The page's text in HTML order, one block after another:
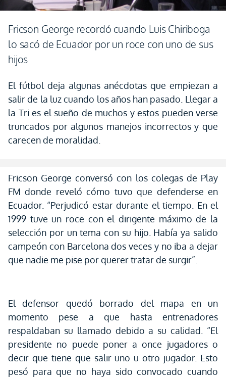
Fricson George recordó cuando Luis Chiriboga
lo sacó de Ecuador por un roce con uno de sus
hijos
El fútbol deja algunas anécdotas que empiezan a
salir de la luz cuando los años han pasado. Llegar a
la Tri es el sueño de muchos y estos pueden verse
truncados por algunos manejos incorrectos y que
carecen de moralidad.
Fricson George conversó con los colegas de Play
FM donde reveló cómo tuvo que defenderse en
Ecuador. “Perjudicó estar durante el tiempo. En el
1999 tuve un roce con el dirigente máximo de la
selección por un tema con su hijo. Había ya salido
campeón con Barcelona dos veces y no iba a dejar
que nadie me pise por querer tratar de surgir”.
El defensor quedó borrado del mapa en un
momento pese a que hasta entrenadores
respaldaban su llamado debido a su calidad. “El
presidente no puede poner a once jugadores o
decir que tiene que salir uno u otro jugador. Esto
pesó para que no haya sido convocado cuando